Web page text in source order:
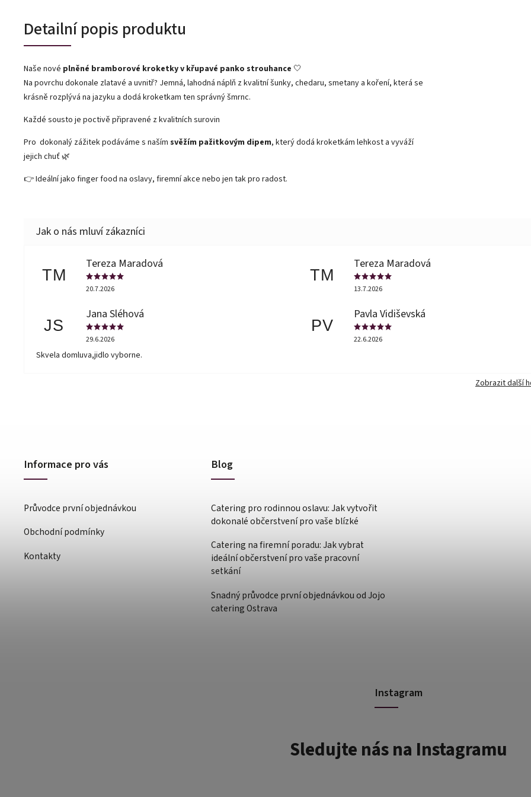
Detailní popis produktu
Naše nové plněné bramborové kroketky v křupavé panko strouhance 🤍
Na povrchu dokonale zlatavé a uvnitř? Jemná, lahodná náplň z kvalitní šunky, chedaru, smetany a koření, která se
krásně rozplývá na jazyku a dodá kroketkam ten správný šmrnc.
Každé sousto je poctivě připravené z kvalitních surovin
Pro dokonalý zážitek podáváme s naším svěžím pažitkovým dipem, který dodá kroketkám lehkost a vyváží
jejich chuť 🌿
👉 Ideální jako finger food na oslavy, firemní akce nebo jen tak pro radost.
TM
Tereza Maradová
20.7.2026
TM
Tereza Maradová
13.7.2026
JS
Jana Sléhová
29.6.2026
Skvela domluva,jidlo vyborne.
PV
Pavla Vidiševská
22.6.2026
Zobrazit další
Informace pro vás
Průvodce první objednávkou
Obchodní podmínky
Kontakty
Blog
Catering pro rodinnou oslavu: Jak vytvořit
dokonalé občerstvení pro vaše blízké
Catering na firemní poradu: Jak vybrat
ideální občerstvení pro vaše pracovní
setkání
Snadný průvodce první objednávkou od Jojo
catering Ostrava
Instagram
Sledujte nás na Instagramu